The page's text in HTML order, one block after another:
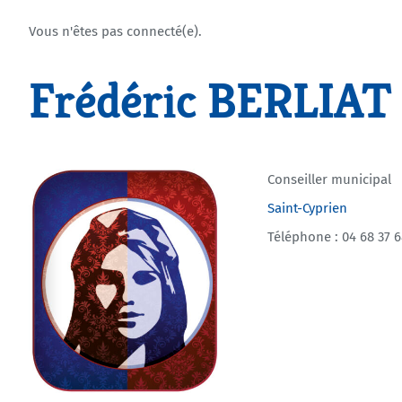
Vous n'êtes pas connecté(e).
Frédéric BERLIAT
Conseiller municipal
Saint-Cyprien
Téléphone : 04 68 37